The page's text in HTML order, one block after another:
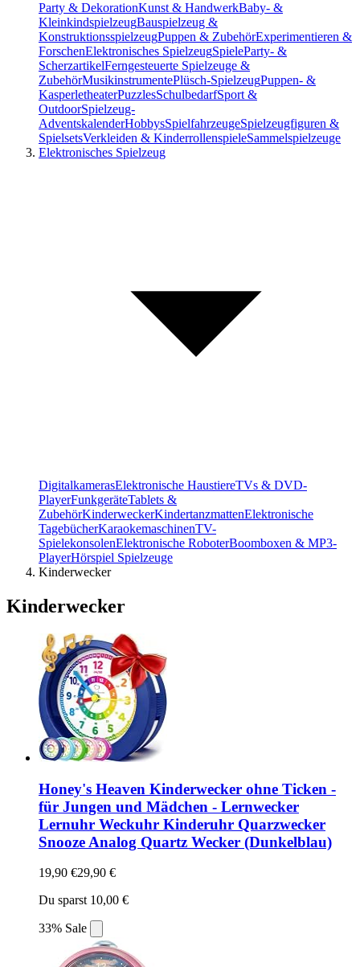
Party & DekorationKunst & HandwerkBaby- &
KleinkindspielzeugBauspielzeug &
KonstruktionsspielzeugPuppen & ZubehörExperimentieren &
ForschenElektronisches SpielzeugSpieleParty- &
ScherzartikelFerngesteuerte Spielzeuge &
ZubehörMusikinstrumentePlüsch-SpielzeugPuppen- &
KasperletheaterPuzzlesSchulbedarfSport &
OutdoorSpielzeug-
AdventskalenderHobbysSpielfahrzeugeSpielzeugfiguren &
SpielsetsVerkleiden & KinderrollenspieleSammelspielzeuge
Elektronisches Spielzeug
DigitalkamerasElektronische HaustiereTVs & DVD-
PlayerFunkgeräteTablets &
ZubehörKinderweckerKindertanzmattenElektronische
TagebücherKaraokemaschinenTV-
SpielekonsolenElektronische RoboterBoomboxen & MP3-
PlayerHörspiel Spielzeuge
Kinderwecker
Kinderwecker
Honey's Heaven Kinderwecker ohne Ticken -
für Jungen und Mädchen - Lernwecker
Lernuhr Weckuhr Kinderuhr Quarzwecker
Snooze Analog Quartz Wecker (Dunkelblau)
19,90 €29,90 €
Du sparst 10,00 €
33% Sale